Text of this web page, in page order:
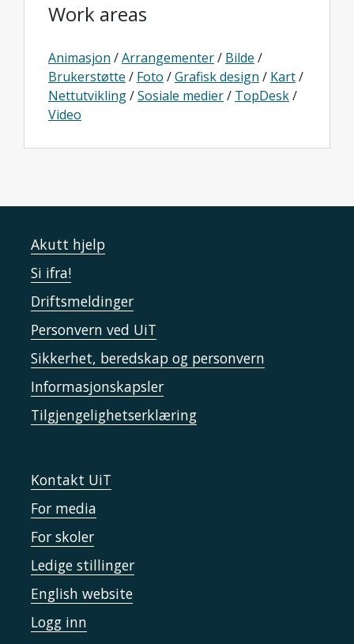
Work areas
Animasjon /Arrangementer/ Bilde /
Brukerstøtte / Foto /Grafisk design / Kart/
Nettutvikling/Sosiale medier/ TopDesk/
Video
Akutt hjelp
Si ifra!
Driftsmeldinger
Personvern ved UiT
Sikkerhet, beredskap og personvern
Informasjonskapsler
Tilgjengelighetserklæring
Kontakt UiT
For media
For skoler
Ledige stillinger
English website
Logg inn